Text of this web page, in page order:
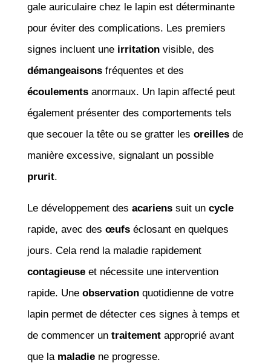
gale auriculaire chez le lapin est déterminante
pour éviter des complications. Les premiers
signes incluent une irritationvisible, des
démangeaisonsfréquentes et des
écoulementsanormaux. Un lapin affecté peut
également présenter des comportements tels
que secouer la tête ou se gratter les oreillesde
manière excessive, signalant un possible
prurit.
Le développement des acarienssuit un cycle
rapide, avec des œufséclosant en quelques
jours. Cela rend la maladie rapidement
contagieuseet nécessite une intervention
rapide. Une observationquotidienne de votre
lapin permet de détecter ces signes à temps et
de commencer un traitementapproprié avant
que la maladiene progresse.